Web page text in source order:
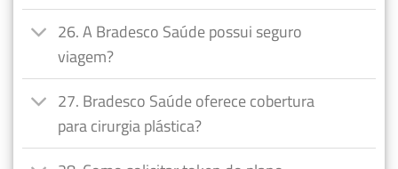
26. A Bradesco Saúde possui seguro
viagem?
27. Bradesco Saúde oferece cobertura
para cirurgia plástica?